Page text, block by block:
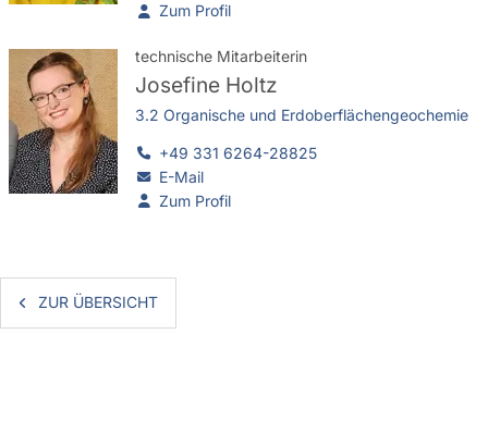
Zum Profil
technische Mitarbeiterin
Josefine Holtz
3.2 Organische und Erdoberflächengeochemie
+49 331 6264-28825
E-Mail
Zum Profil
ZUR ÜBERSICHT